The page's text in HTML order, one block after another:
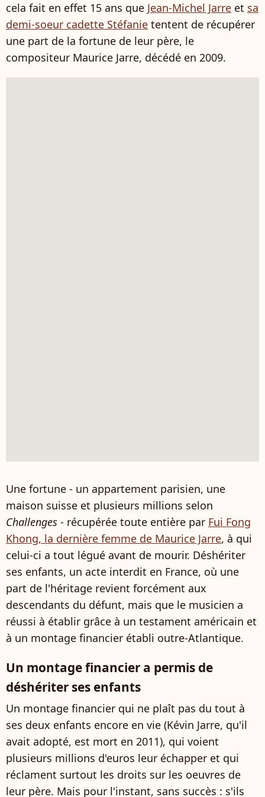
cela fait en effet 15 ans que Jean-Michel Jarre et sa
demi-soeur cadette Stéfanie tentent de récupérer
une part de la fortune de leur père, le
compositeur Maurice Jarre, décédé en 2009.
Une fortune - un appartement parisien, une
maison suisse et plusieurs millions selon
Challenges - récupérée toute entière par Fui Fong
Khong, la dernière femme de Maurice Jarre, à qui
celui-ci a tout légué avant de mourir. Déshériter
ses enfants, un acte interdit en France, où une
part de l'héritage revient forcément aux
descendants du défunt, mais que le musicien a
réussi à établir grâce à un testament américain et
à un montage financier établi outre-Atlantique.
Un montage financier a permis de
déshériter ses enfants
Un montage financier qui ne plaît pas du tout à
ses deux enfants encore en vie (Kévin Jarre, qu'il
avait adopté, est mort en 2011), qui voient
plusieurs millions d'euros leur échapper et qui
réclament surtout les droits sur les oeuvres de
leur père. Mais pour l'instant, sans succès : s'ils